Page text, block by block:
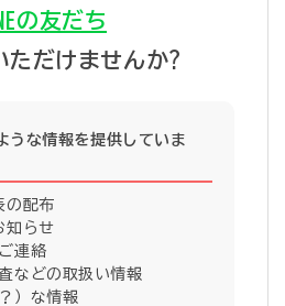
の友だち
ただけませんか?
うな情報を提供していま
の配布
知らせ
連絡
などの取扱い情報
）な情報